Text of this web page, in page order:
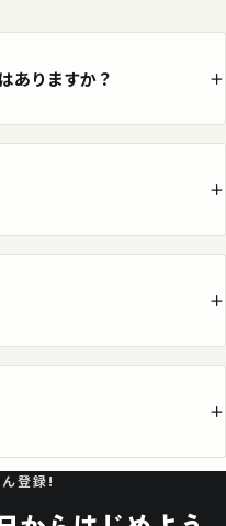
ありますか？
登録!